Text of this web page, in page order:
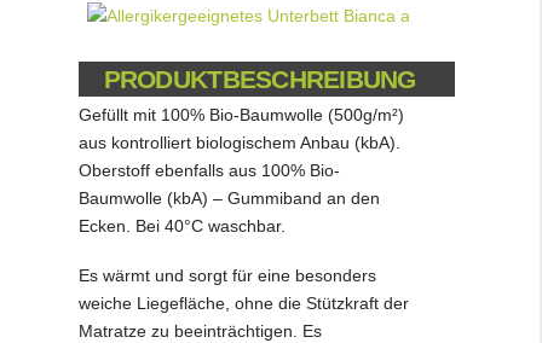
PRODUKTBESCHREIBUNG
Gefüllt mit 100% Bio-Baumwolle (500g/m²)
aus kontrolliert biologischem Anbau (kbA).
Oberstoff ebenfalls aus 100% Bio-
Baumwolle (kbA) – Gummiband an den
Ecken. Bei 40°C waschbar.
Es wärmt und sorgt für eine besonders
weiche Liegefläche, ohne die Stützkraft der
Matratze zu beeinträchtigen. Es